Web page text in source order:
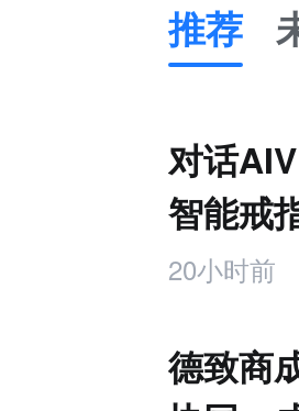
推荐
未
来
零
售
跨
境
商
产
对话
智能戒
饰品
20小时前
德致商